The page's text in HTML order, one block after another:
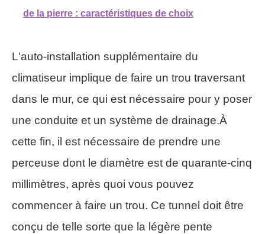
de la pierre : caractéristiques de choix
L'auto-installation supplémentaire du
climatiseur implique de faire un trou traversant
dans le mur, ce qui est nécessaire pour y poser
une conduite et un système de drainage.À
cette fin, il est nécessaire de prendre une
perceuse dont le diamètre est de quarante-cinq
millimètres, après quoi vous pouvez
commencer à faire un trou. Ce tunnel doit être
conçu de telle sorte que la légère pente